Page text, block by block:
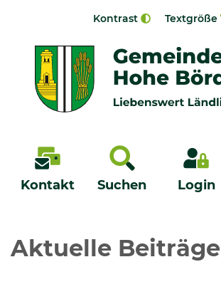
Kontrast Textgröße
Kontakt Suchen Login
Aktuelle Beiträge